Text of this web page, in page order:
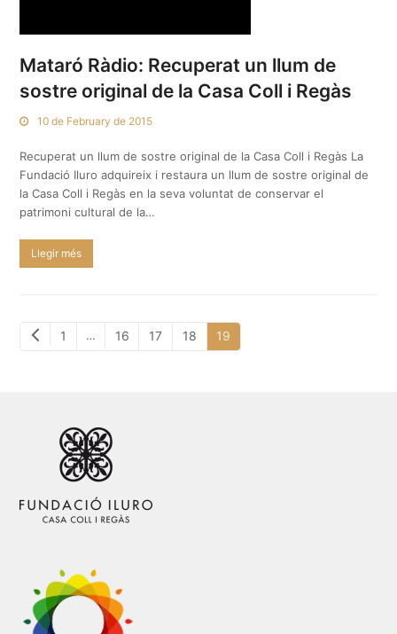
Mataró Ràdio: Recuperat un llum de
sostre original de la Casa Coll i Regàs
10 de February de 2015
Recuperat un llum de sostre original de la Casa Coll i Regàs La
Fundació Iluro adquireix i restaura un llum de sostre original de
la Casa Coll i Regàs en la seva voluntat de conservar el
patrimoni cultural de la…
Llegir més
Previous
Page
1 … Page
16 Page
17 Page
18 Page
19